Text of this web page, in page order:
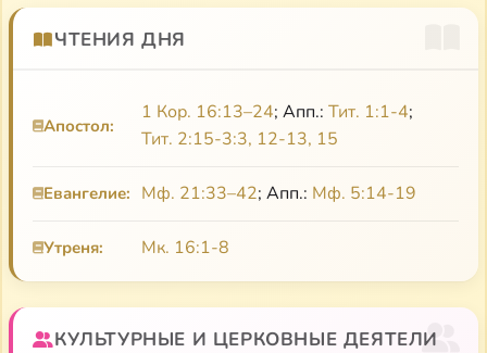
Я уже боюсь сказать “любите”, слишком высоко —
“жалейте”».
ЧТЕНИЯ ДНЯ
Апостол:
1 Кор. 16:13–24; Апп.: Тит. 1:1-4;
Тит. 2:15-3:3, 12-13, 15
Евангелие: Мф. 21:33–42; Апп.: Мф. 5:14-19
Утреня: Мк. 16:1-8
КУЛЬТУРНЫЕ И ЦЕРКОВНЫЕ ДЕЯТЕЛИ